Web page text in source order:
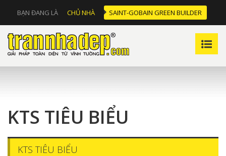
BẠN ĐANG LÀ CHỦ NHÀ SAINT-GOBAIN GREEN BUILDER
KTS TIÊU BIỂU
KTS TIÊU BIỂU